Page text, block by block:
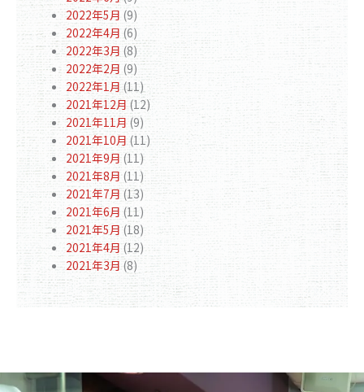
2022年5月 (9)
2022年4月 (6)
2022年3月 (8)
2022年2月 (9)
2022年1月(11)
2021年12月 (12)
2021年11月 (9)
2021年10月(11)
2021年9月 (11)
2021年8月(11)
2021年7月 (13)
2021年6月 (11)
2021年5月(18)
2021年4月 (12)
2021年3月 (8)